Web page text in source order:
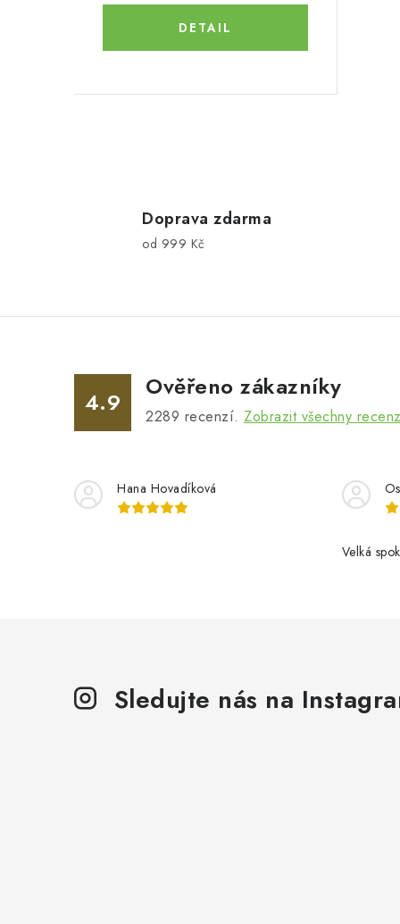
a
í
p
r
k
y
u
Doprava zdarma
od 999 Kč
4.9
Ověřeno zákazníky
2289 recenzí. Zobrazit všechny
Hana Hovadíková
Velká
Sledujte nás na